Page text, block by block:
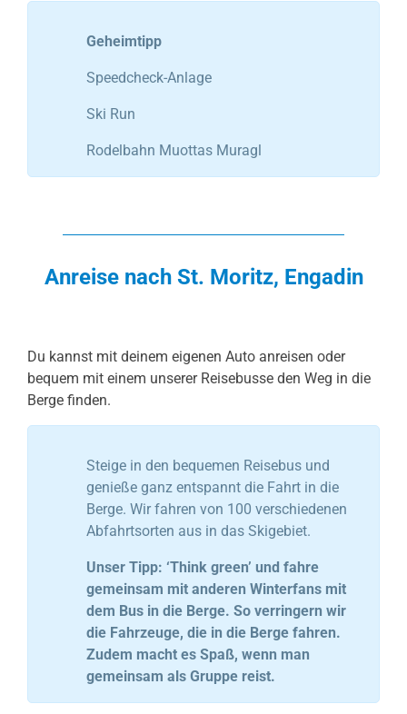
Geheimtipp
Speedcheck-Anlage
Ski Run
Rodelbahn Muottas Muragl
Anreise nach St. Moritz, Engadin
Du kannst mit deinem eigenen Auto anreisen oder
bequem mit einem unserer Reisebusse den Weg in die
Berge finden.
Steige in den bequemen Reisebus und
genieße ganz entspannt die Fahrt in die
Berge. Wir fahren von 100 verschiedenen
Abfahrtsorten aus in das Skigebiet.
Unser Tipp: ‘Think green’ und fahre
gemeinsam mit anderen Winterfans mit
dem Bus in die Berge. So verringern wir
die Fahrzeuge, die in die Berge fahren.
Zudem macht es Spaß, wenn man
gemeinsam als Gruppe reist.